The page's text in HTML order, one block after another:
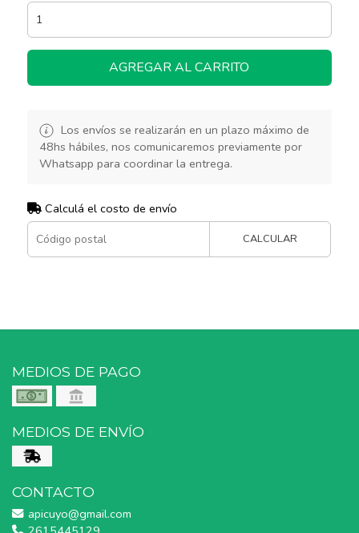
AGREGAR AL CARRITO
Los envíos se realizarán en un plazo máximo de
48hs hábiles, nos comunicaremos previamente por
Whatsapp para coordinar la entrega.
Calculá el costo de envío
CALCULAR
MEDIOS DE PAGO
MEDIOS DE ENVÍO
CONTACTO
apicuyo@gmail.com